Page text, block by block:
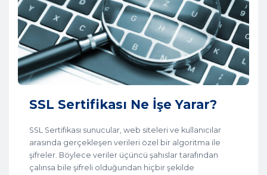
SSL Sertifikası Ne İşe Yarar?
SSL Sertifikası sunucular, web siteleri ve kullanıcılar
arasında gerçekleşen verileri özel bir algoritma ile
şifreler. Böylece veriler üçüncü şahıslar tarafından
çalınsa bile şifreli olduğundan hiçbir şekilde